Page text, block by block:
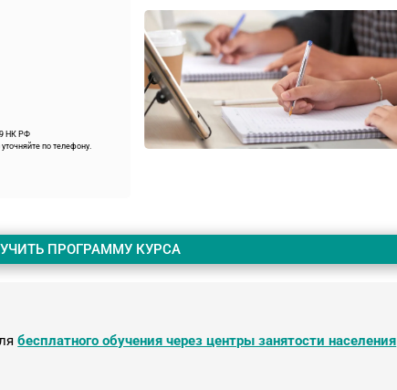
НК РФ
по телефону.
ПРОГРАММУ КУРСА
бесплатного обучения через центры занятости населения